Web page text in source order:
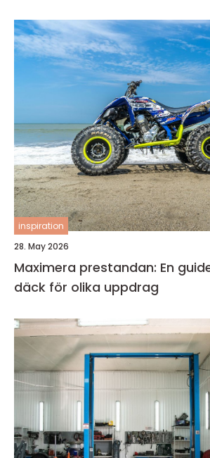
inspiration
28. May 2026
Maximera prestandan: En
däck för olika uppdrag